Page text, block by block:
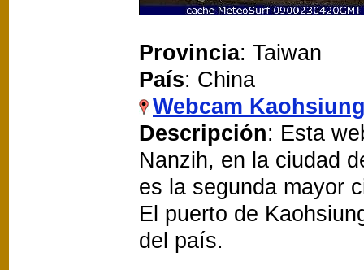
Provincia: Taiwan
País: China
Webcam
Descripción: Esta
Nanzih, en la ciudad
es la segunda mayor
El puerto de
del país.